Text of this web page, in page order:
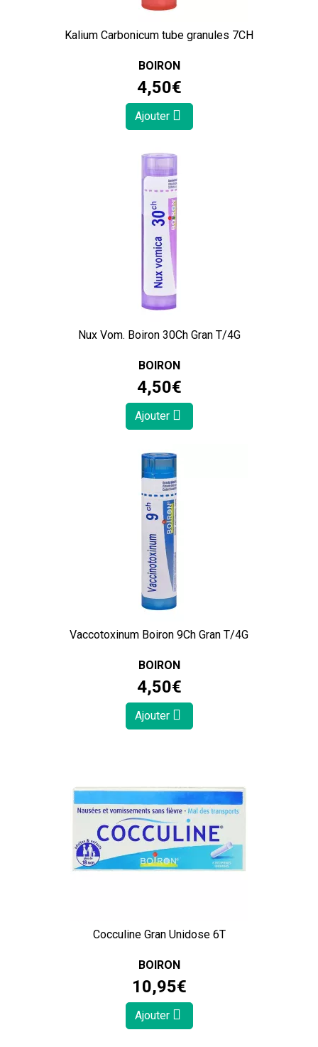
Kalium Carbonicum tube granules 7CH
BOIRON
4,50€
Ajouter
Nux Vom. Boiron 30Ch Gran T/4G
BOIRON
4,50€
Ajouter
Vaccotoxinum Boiron 9Ch Gran T/4G
BOIRON
4,50€
Ajouter
Cocculine Gran Unidose 6T
BOIRON
10,95€
Ajouter